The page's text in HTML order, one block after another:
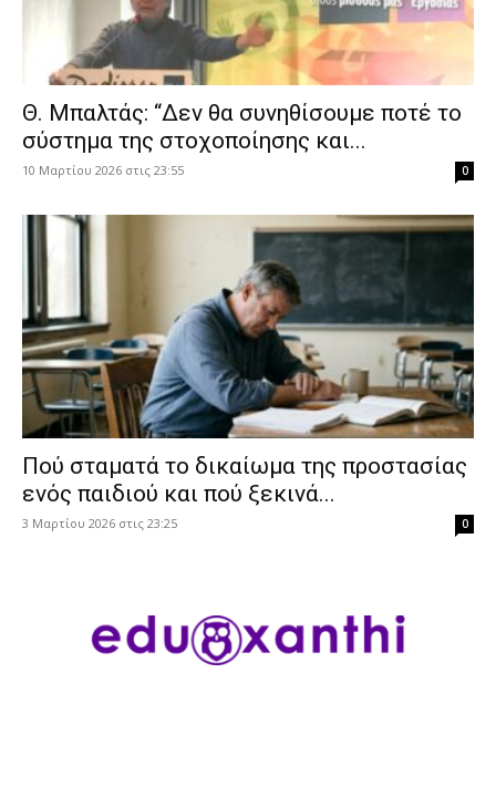
Θ. Μπαλτάς: “Δεν θα συνηθίσουμε ποτέ το
σύστημα της στοχοποίησης και...
10 Μαρτίου 2026 στις 23:55 0
Πού σταματά το δικαίωμα της προστασίας
ενός παιδιού και πού ξεκινά...
3 Μαρτίου 2026 στις 23:25 0